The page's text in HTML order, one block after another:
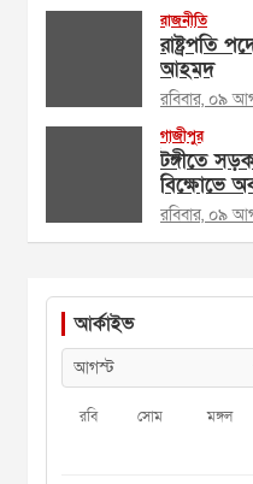
রাজনীতি
রাষ্ট্রপতি
আহমদ
রবিবার, ০৯
গাজীপুর
টঙ্গীতে সড়ক
বিক্ষোভে
রবিবার, ০৯
আর্কাইভ
রবি সোম মঙ্গল